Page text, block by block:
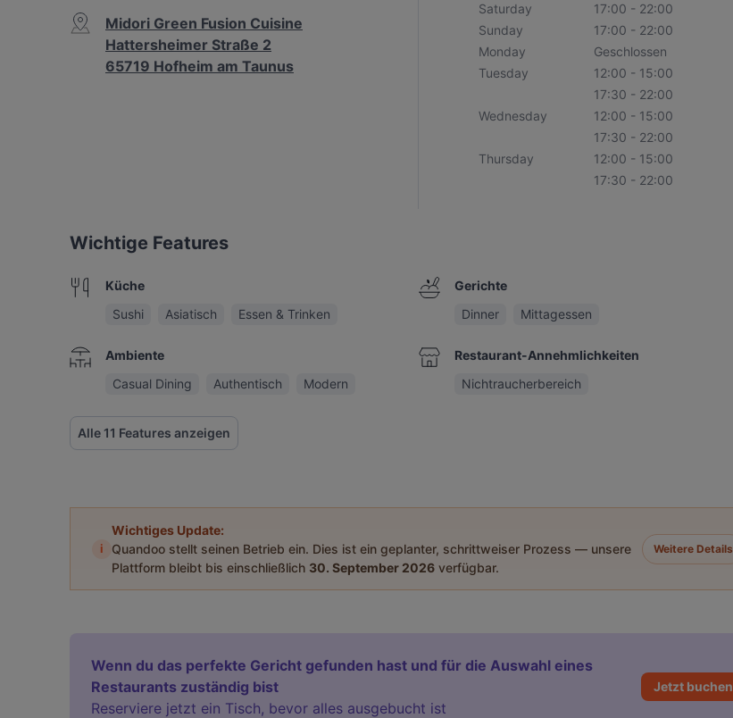
Midori Green Fusion Cuisine
Hattersheimer Straße 2
65719 Hofheim am Taunus
Saturday
17:00 - 22:00
Sunday
17:00 - 22:00
Monday
Geschlossen
Tuesday
12:00 - 15:00
17:30 - 22:00
Wednesday
12:00 - 15:00
17:30 - 22:00
Thursday
12:00 - 15:00
17:30 - 22:00
Wichtige Features
Küche
Sushi
Asiatisch Essen & Trinken
Ambiente
Casual Dining
Authentisch Modern
Gerichte
Dinner
Mittagessen
Restaurant-Annehmlichkeiten
Nichtraucherbereich
Alle 11 Features anzeigen
i
Wichtiges Update:
Quandoo stellt seinen Betrieb ein. Dies ist ein geplanter, schrittweiser Prozess — unsere
Plattform bleibt bis einschließlich 30. September 2026 verfügbar.
Weitere Details
Wenn du das perfekte Gericht gefunden hast und für die Auswahl eines
Restaurants zuständig bist
Reserviere jetzt ein Tisch, bevor alles ausgebucht ist
Jetzt buchen